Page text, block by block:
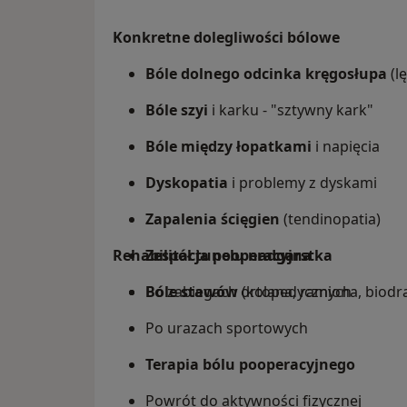
Konkretne dolegliwości bólowe
Bóle dolnego odcinka kręgosłupa
Bóle szyi i karku - "sztywny kark"
Bóle między łopatkami i napięcia
Dyskopatia i problemy z dyskami
Zapalenia ścięgien (tendinopatia)
Zespół tunelu nadgarstka
Bóle stawów(kolana, ramiona,
Rehabilitacja pooperacyjna
Po zabiegach ortopedycznych
Po urazach sportowych
Terapia bólu pooperacyjnego
Powrót do aktywności fizycznej